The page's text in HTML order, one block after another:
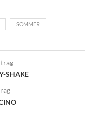
SOMMER
SHAKE